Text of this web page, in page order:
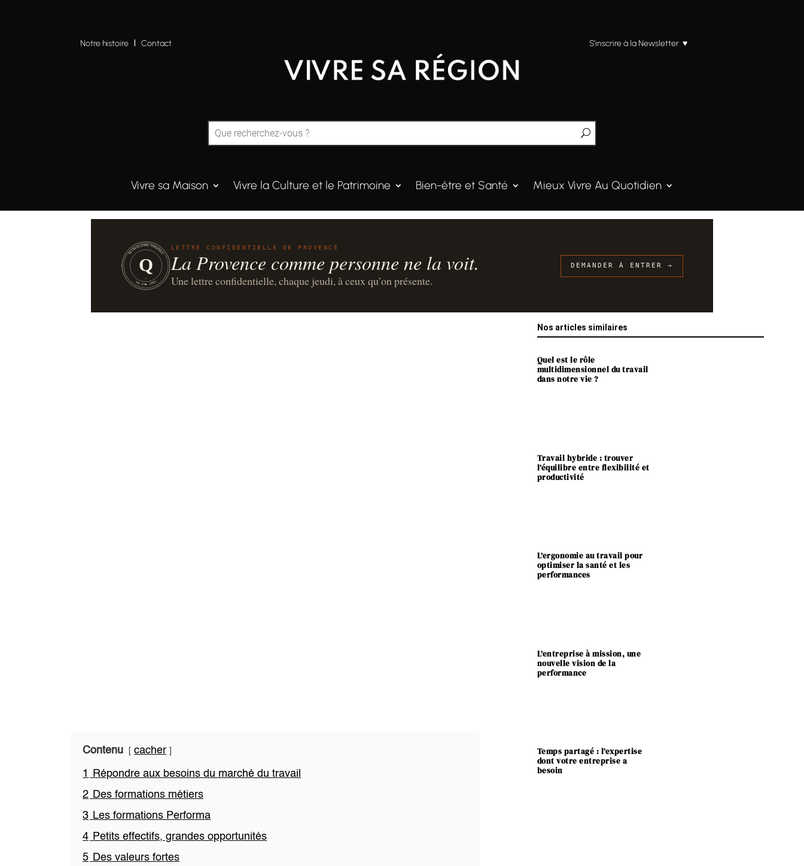
Notre histoire IContact S’inscrire à la Newsletter ♥
Vivre sa Maison Vivre la Culture et le Patrimoine Bien-être et Santé Mieux Vivre Au Quotidien
QUINTESSENCE·PROVENCE
UN·SUR·CENT
Q
LETTRE CONFIDENTIELLE DE PROVENCE
La Provence comme personne ne la voit.
Une lettre confidentielle, chaque jeudi, à ceux qu’on présente.
DEMANDER À ENTRER →
Contenu cacher
1
Répondre aux besoins du marché du travail
2 Des formations métiers
3 Les formations Performa
4 Petits effectifs, grandes opportunités
5 Des valeurs fortes
Nos articles similaires
Quel est le rôle
multidimensionnel du travail
dans notre vie ?
Travail hybride : trouver
l’équilibre entre flexibilité et
productivité
L’ergonomie au travail pour
optimiser la santé et les
performances
L’entreprise à mission, une
nouvelle vision de la
performance
Temps partagé : l’expertise
dont votre entreprise a
besoin